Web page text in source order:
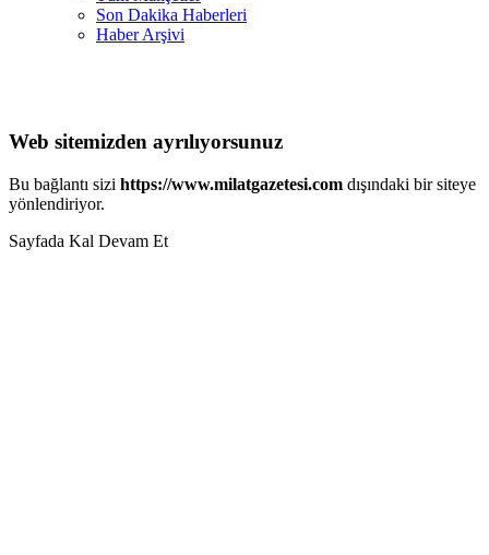
Son Dakika Haberleri
Haber Arşivi
Web sitemizden ayrılıyorsunuz
Bu bağlantı sizi https://www.milatgazetesi.com dışındaki bir siteye
yönlendiriyor.
Sayfada Kal Devam Et